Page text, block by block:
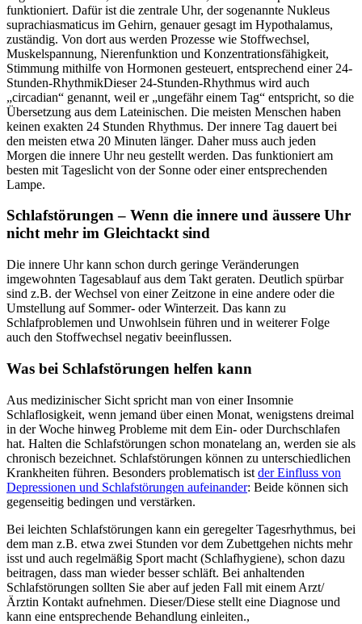
funktioniert. Dafür ist die zentrale Uhr, der sogenannte Nukleus
suprachiasmaticus im Gehirn, genauer gesagt im Hypothalamus,
zuständig. Von dort aus werden Prozesse wie Stoffwechsel,
Muskelspannung, Nierenfunktion und Konzentrationsfähigkeit,
Stimmung mithilfe von Hormonen gesteuert, entsprechend einer 24-
Stunden-RhythmikDieser 24-Stunden-Rhythmus wird auch
„circadian“ genannt, weil er „ungefähr einem Tag“ entspricht, so die
Übersetzung aus dem Lateinischen. Die meisten Menschen haben
keinen exakten 24 Stunden Rhythmus. Der innere Tag dauert bei
den meisten etwa 20 Minuten länger. Daher muss auch jeden
Morgen die innere Uhr neu gestellt werden. Das funktioniert am
besten mit Tageslicht von der Sonne oder einer entsprechenden
Lampe.
Schlafstörungen – Wenn die innere und äussere Uhr
nicht mehr im Gleichtackt sind
Die innere Uhr kann schon durch geringe Veränderungen
imgewohnten Tagesablauf aus dem Takt geraten. Deutlich spürbar
sind z.B. der Wechsel von einer Zeitzone in eine andere oder die
Umstellung auf Sommer- oder Winterzeit. Das kann zu
Schlafproblemen und Unwohlsein führen und in weiterer Folge
auch den Stoffwechsel negativ beeinflussen.
Was bei Schlafstörungen helfen kann
Aus medizinischer Sicht spricht man von einer Insomnie
Schlaflosigkeit, wenn jemand über einen Monat, wenigstens dreimal
in der Woche hinweg Probleme mit dem Ein- oder Durchschlafen
hat. Halten die Schlafstörungen schon monatelang an, werden sie als
chronisch bezeichnet. Schlafstörungen können zu unterschiedlichen
Krankheiten führen. Besonders problematisch ist der Einfluss von
Depressionen und Schlafstörungen aufeinander: Beide können sich
gegenseitig bedingen und verstärken.
Bei leichten Schlafstörungen kann ein geregelter Tagesrhythmus, bei
dem man z.B. etwa zwei Stunden vor dem Zubettgehen nichts mehr
isst und auch regelmäßig Sport macht (Schlafhygiene), schon dazu
beitragen, dass man wieder besser schläft. Bei anhaltenden
Schlafstörungen sollten Sie aber auf jeden Fall mit einem Arzt/
Ärztin Kontakt aufnehmen. Dieser/Diese stellt eine Diagnose und
kann eine entsprechende Behandlung einleiten.,